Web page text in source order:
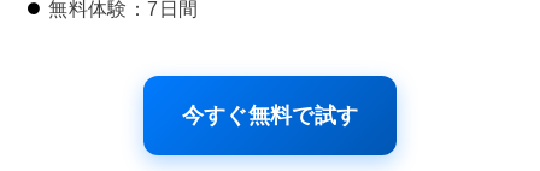
無料体験：7日間
今すぐ無料で試す